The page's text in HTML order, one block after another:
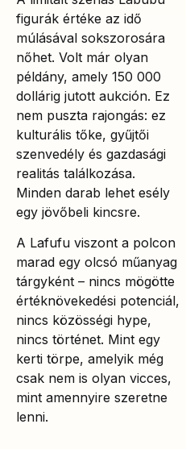
figurák értéke az idő
múlásával sokszorosára
nőhet. Volt már olyan
példány, amely 150 000
dollárig jutott aukción. Ez
nem puszta rajongás: ez
kulturális tőke, gyűjtői
szenvedély és gazdasági
realitás találkozása.
Minden darab lehet esély
egy jövőbeli kincsre.
A Lafufu viszont a polcon
marad egy olcsó műanyag
tárgyként – nincs mögötte
értéknövekedési potenciál,
nincs közösségi hype,
nincs történet. Mint egy
kerti törpe, amelyik még
csak nem is olyan vicces,
mint amennyire szeretne
lenni.